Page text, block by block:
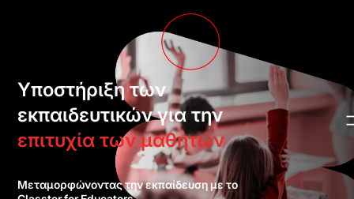
Υποστήριξη των
εκπαιδευτικών για την
επιτυχία των μαθητών
Μεταμορφώνοντας την εκπαίδευση με το